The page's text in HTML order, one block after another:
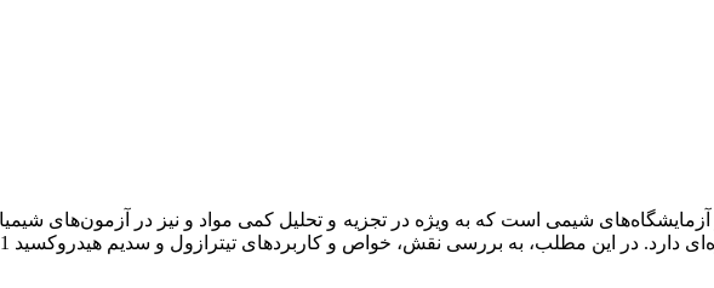
شیمی است که به ویژه در تجزیه و تحلیل کمی مواد و نیز در آزمون‌های
دارد. در این مطلب، به بررسی نقش، خواص و کاربردهای تیترازول و سدیم هیدروکسید 0.1 مرک خواهیم پرداخت.